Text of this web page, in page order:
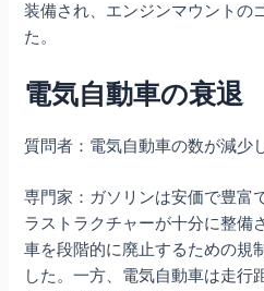
装備され、エンジンマウントの
た。
電気自動車の衰退
質問者：電気自動車の数が減少
専門家：ガソリンは安価で豊富
ラストラクチャーが十分に整備
車を段階的に廃止するための規
した。一方、電気自動車は走行